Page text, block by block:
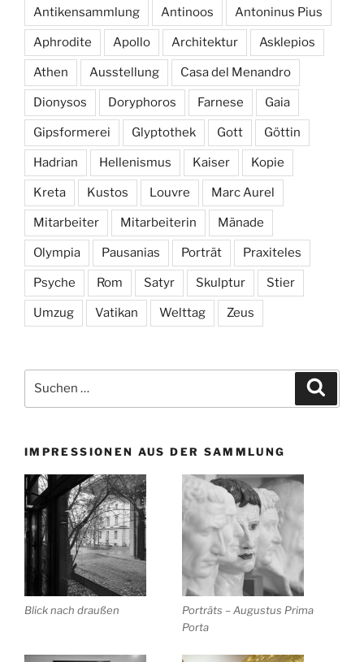
Antikensammlung Antinoos Antoninus Pius
Aphrodite Apollo Architektur Asklepios
Athen Ausstellung Casa del Menandro
Dionysos Doryphoros Farnese Gaia
Gipsformerei Glyptothek Gott Göttin
Hadrian Hellenismus Kaiser Kopie
Kreta Kustos Louvre Marc Aurel
Mitarbeiter Mitarbeiterin Mänade
Olympia Pausanias Porträt Praxiteles
Psyche Rom Satyr Skulptur Stier
Umzug Vatikan Welttag Zeus
nach:
IMPRESSIONEN AUS DER SAMMLUNG
Blick nach draußen
Porträts – Augustus Prima
Porta